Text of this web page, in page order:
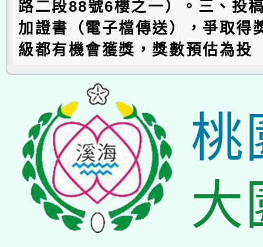
路二段88號6樓之一）。三、投
加證書（電子檔傳送），爭取得
級都有機會獲獎，獎數預估為投
桃
大